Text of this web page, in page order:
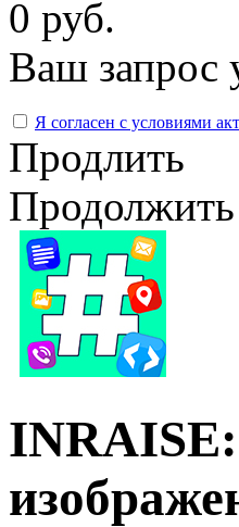
0 руб.
Ваш запрос
Я согласен с условиями
Продлить